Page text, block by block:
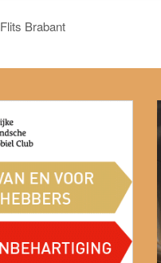
Flits Brabant